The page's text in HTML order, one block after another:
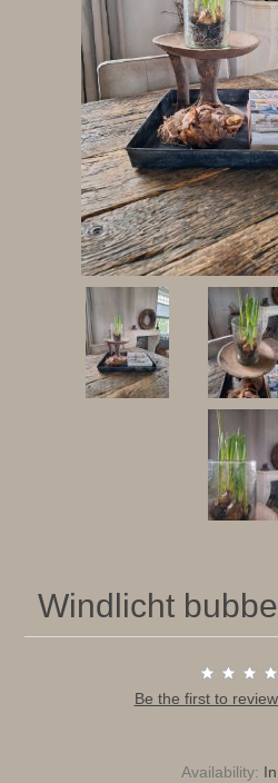
Windlicht
Be the first to
Availability: